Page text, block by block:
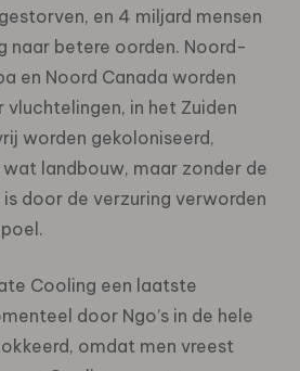
en 4 miljard mensen
naar betere oorden. Noord-
en Noord Canada worden
in het Zuiden
worden gekoloniseerd,
landbouw, maar zonder de
door de verzuring verworden
Cooling een laatste
door Ngo’s in de hele
omdat men vreest